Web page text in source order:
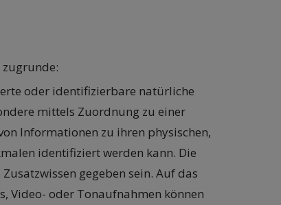
oder identifizierbare natürliche
mittels Zuordnung zu einer
Informationen zu ihren physischen,
identifiziert werden kann. Die
gegeben sein. Auf das
Video- oder Tonaufnahmen können